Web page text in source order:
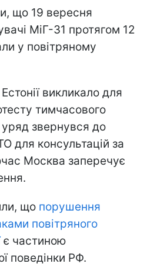
що 19 вересня
МіГ-31 протягом 12
у повітряному
викликало для
тимчасового
звернувся до
для консультацій за
Москва заперечує
що порушення
повітряного
є частиною
поведінки РФ.